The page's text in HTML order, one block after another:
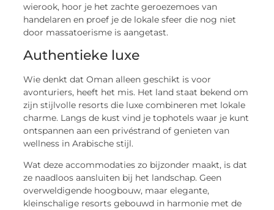
wierook, hoor je het zachte geroezemoes van
handelaren en proef je de lokale sfeer die nog niet
door massatoerisme is aangetast.
Authentieke luxe
Wie denkt dat Oman alleen geschikt is voor
avonturiers, heeft het mis. Het land staat bekend om
zijn stijlvolle resorts die luxe combineren met lokale
charme. Langs de kust vind je tophotels waar je kunt
ontspannen aan een privéstrand of genieten van
wellness in Arabische stijl.
Wat deze accommodaties zo bijzonder maakt, is dat
ze naadloos aansluiten bij het landschap. Geen
overweldigende hoogbouw, maar elegante,
kleinschalige resorts gebouwd in harmonie met de